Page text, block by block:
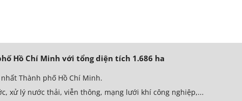
Hồ Chí Minh với tổng diện tích 1.686 ha
Thành phố Hồ Chí Minh.
xử lý nước thải, viễn thông, mạng lưới khí công nghiệp,...